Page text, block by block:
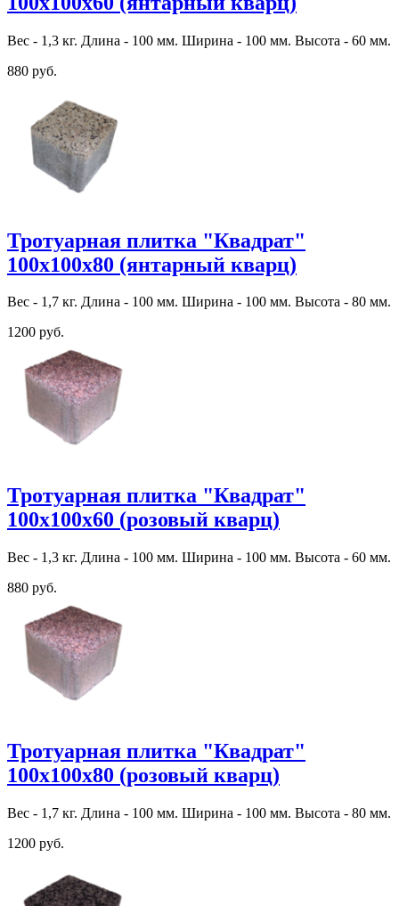
Вес - 1,3 кг. Длина - 100 мм. Ширина - 100 мм. Высота - 60 мм.
880 руб.
Тротуарная плитка "Квадрат"
100х100х80 (янтарный кварц)
Вес - 1,7 кг. Длина - 100 мм. Ширина - 100 мм. Высота - 80 мм.
1200 руб.
Тротуарная плитка "Квадрат"
100х100х60 (розовый кварц)
Вес - 1,3 кг. Длина - 100 мм. Ширина - 100 мм. Высота - 60 мм.
880 руб.
Тротуарная плитка "Квадрат"
100х100х80 (розовый кварц)
Вес - 1,7 кг. Длина - 100 мм. Ширина - 100 мм. Высота - 80 мм.
1200 руб.